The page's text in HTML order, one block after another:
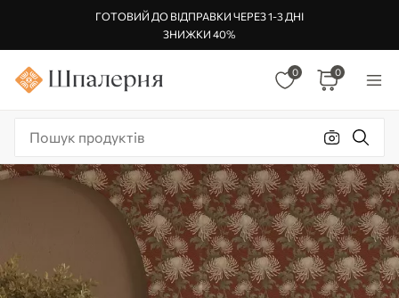
ГОТОВИЙ ДО ВІДПРАВКИ ЧЕРЕЗ 1-3 ДНІ
ЗНИЖКИ 40%
0 0